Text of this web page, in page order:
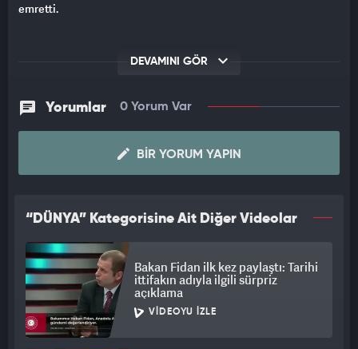
emretti.
DEVAMINI GÖR
Yorumlar 0 Yorum Var
BIR YORUM YAPIN
“DÜNYA” Kategorisine Ait Diğer Videolar
Bakan Fidan ilk kez paylaştı: Tarihi
ittifakın adıyla ilgili sürpriz
açıklama
VIDEOYU İZLE